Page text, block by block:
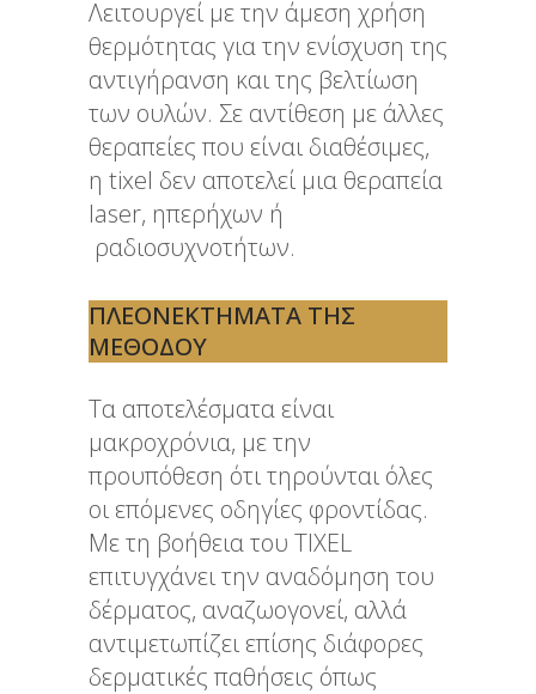
Λειτουργεί με την άμεση χρήση
θερμότητας για την ενίσχυση της
αντιγήρανση και της βελτίωση
των ουλών. Σε αντίθεση με άλλες
θεραπείες που είναι διαθέσιμες,
η tixel δεν αποτελεί μια θεραπεία
laser, ηπερήχων ή
ραδιοσυχνοτήτων.
ΠΛΕΟΝΕΚΤΉΜΑΤΑ ΤΗΣ
ΜΕΘΌΔΟΥ
Τα αποτελέσματα είναι
μακροχρόνια, με την
προυπόθεση ότι τηρούνται όλες
οι επόμενες οδηγίες φροντίδας.
Με τη βοήθεια του TIXEL
επιτυγχάνει την αναδόμηση του
δέρματος, αναζωογονεί, αλλά
αντιμετωπίζει επίσης διάφορες
δερματικές παθήσεις όπως